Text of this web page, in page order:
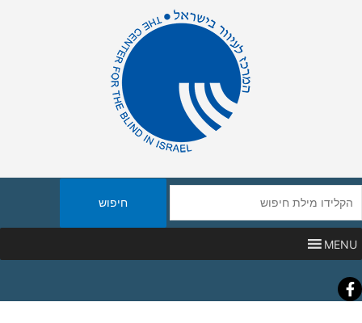
חיפוש
באתר
MENU
Facebook